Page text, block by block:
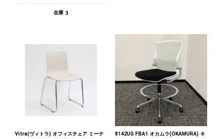
在庫 3
Vitra(ヴィトラ) オフィスチェア ミーテ
8142UG FBA1 オカムラ(OKAMURA) キ